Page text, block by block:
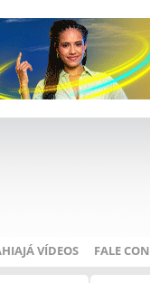
VÍDEOS FALE